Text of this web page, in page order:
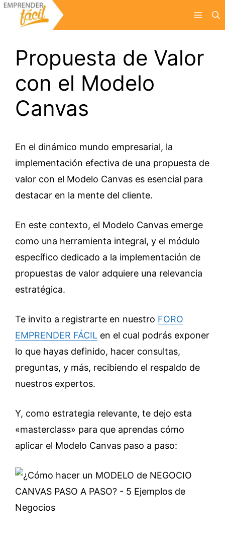
Saltar
Menú
Propuesta de Valor
con el Modelo
Canvas
En el dinámico mundo empresarial, la
implementación efectiva de una propuesta de
valor con el Modelo Canvas es esencial para
destacar en la mente del cliente.
En este contexto, el Modelo Canvas emerge
como una herramienta integral, y el módulo
específico dedicado a la implementación de
propuestas de valor adquiere una relevancia
estratégica.
Te invito a registrarte en nuestro FORO
EMPRENDER FÁCIL en el cual podrás exponer
lo que hayas definido, hacer consultas,
preguntas, y más, recibiendo el respaldo de
nuestros expertos.
Y, como estrategia relevante, te dejo esta
«masterclass» para que aprendas cómo
aplicar el Modelo Canvas paso a paso: